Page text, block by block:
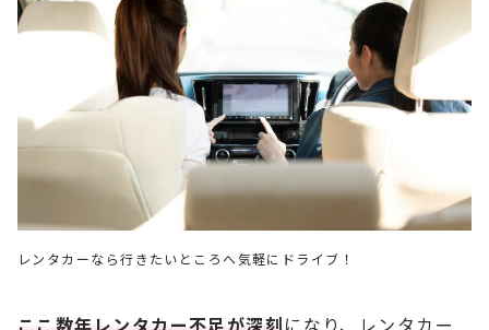
レンタカーなら行きたいところへ気軽にドライブ！
ここ数年レンタカー不足が深刻になり、レンタカー